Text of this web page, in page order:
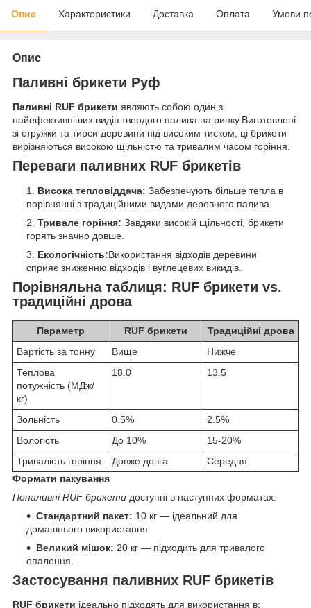
Опис Характеристики Доставка Оплата Умови
Опис
Паливні брикети Руф
Паливні RUF брикети являють собою один з
найефективніших видів твердого палива на ринку.Виготовлені
зі стружки та тирси деревини під високим тиском, ці брикети
вирізняються високою щільністю та тривалим часом горіння.
Переваги паливних RUF брикетів
Висока тепловіддача: Забезпечують більше тепла в
порівнянні з традиційними видами деревного палива.
Тривале горіння: Завдяки високій щільності, брикети
горять значно довше.
Екологічність:Використання відходів деревини
сприяє зниженню відходів і вуглецевих викидів.
Порівняльна таблиця: RUF брикети vs.
традиційні дрова
Параметр RUF брикети
Традиційні дрова
Вартість за тонну
Вище
Нижче
Теплова
потужність (МДж/
кг)
18.0 13.5
Зольність 0.5%
2.5%
Вологість
До 10%
15-20%
Тривалість горіння
Довже довга
Середня
Формати пакування
Попаливні RUF брикети доступні в наступних форматах:
Стандартний пакет: 10 кг — ідеальний для
домашнього використання.
Великий мішок: 20 кг — підходить для тривалого
опалення.
Застосування паливних RUF брикетів
RUF брикети ідеально підходять для використання в: